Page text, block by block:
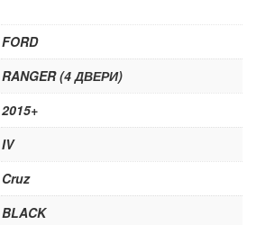
FORD
RANGER (4 ДВЕРИ)
2015+
IV
Cruz
BLACK